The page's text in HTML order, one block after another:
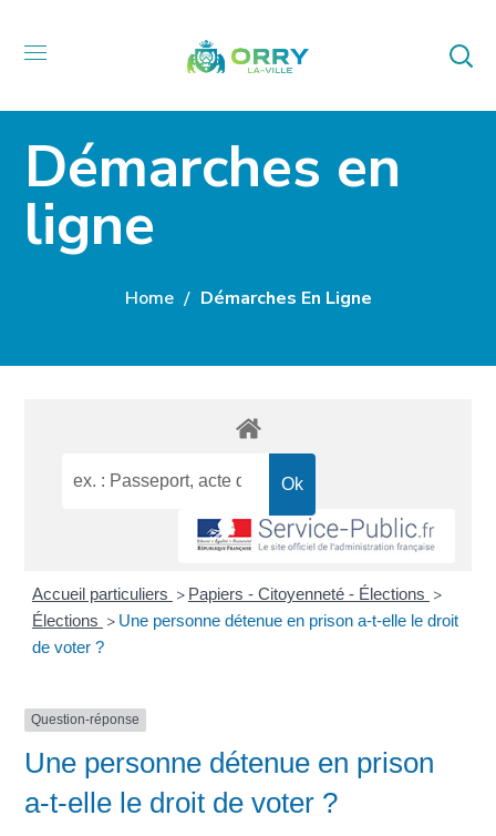
Démarches en
ligne
Home Démarches En Ligne
Accueil particuliers > Papiers - Citoyenneté - Élections >
Élections > Une personne détenue en prison a-t-elle le droit
de voter ?
Question-réponse
Une personne détenue en prison
a-t-elle le droit de voter ?